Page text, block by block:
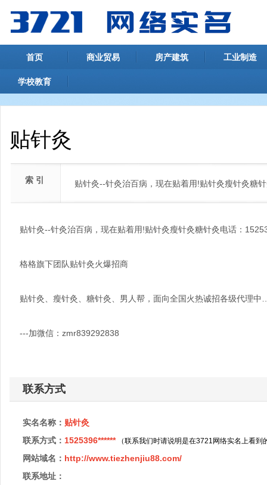
首页 商业贸易 房产建筑 工业制造
学校教育
贴针灸
索 引 贴针灸--针灸治百病，现在贴着用!贴针灸瘦针灸糖
贴针灸--针灸治百病，现在贴着用!贴针灸瘦针灸糖针灸电话：
格格旗下团队贴针灸火爆招商
贴针灸、瘦针灸、糖针灸、男人帮，面向全国火热诚招各级代理
---加微信：zmr839292838
联系方式
实名名称： 贴针灸
联系方式： 1525396******（联系我们时请说明是在3721网络实名上看到
网站域名： http://www.tiezhenjiu88.com/
联系地址：